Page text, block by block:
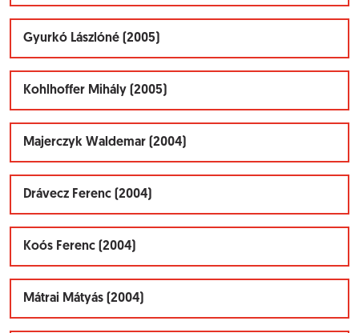
Gyurkó Lászlóné (2005)
Kohlhoffer Mihály (2005)
Majerczyk Waldemar (2004)
Drávecz Ferenc (2004)
Koós Ferenc (2004)
Mátrai Mátyás (2004)